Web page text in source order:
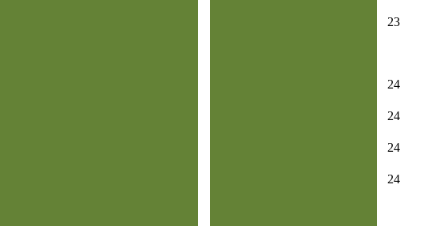
23
24
24
24
24